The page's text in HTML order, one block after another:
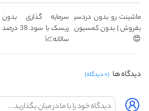
ماشینت رو بدون دردسر
بفروش | بدون کمسیون
😍
سرمایه گذاری بدون
ریسک با سود 38 درصد
سالانه📈
دیدگاه ها (۰ دیدگاه)